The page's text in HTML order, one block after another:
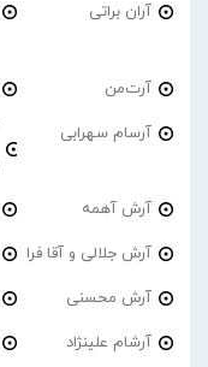
آران براتی
آرت‌من
آرسام سهرابی
آرش آهمه
آرش جلالی و آقا فرا
آرش محسنی
آرشام علینژاد